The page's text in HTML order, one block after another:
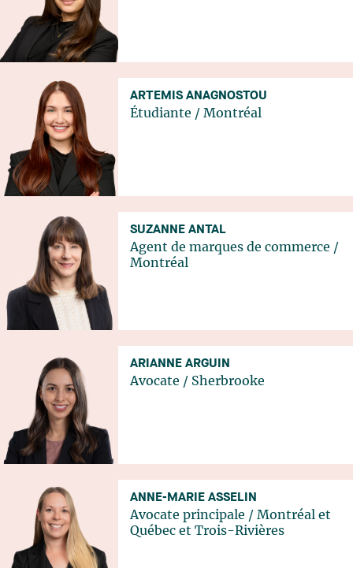
ARTEMIS ANAGNOSTOU
Étudiante / Montréal
SUZANNE ANTAL
Agent de marques de commerce /
Montréal
ARIANNE ARGUIN
Avocate / Sherbrooke
ANNE-MARIE ASSELIN
Avocate principale / Montréal
et
Québec et Trois-Rivières